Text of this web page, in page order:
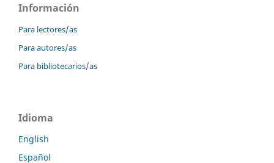
Información
Para lectores/as
Para autores/as
Para bibliotecarios/as
Idioma
English
Español